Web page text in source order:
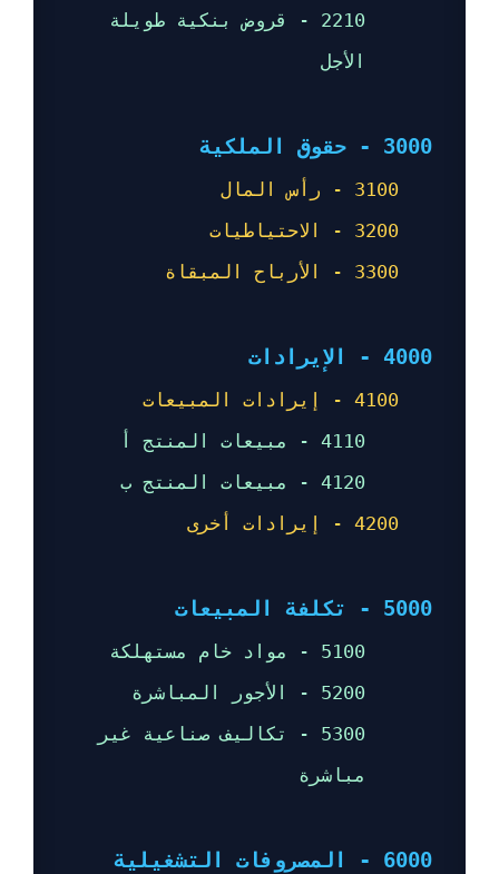
2210 - قروض بنكية طويلة
الأجل
3000 - حقوق الملكية
3100 - رأس المال
3200 - الاحتياطيات
3300 - الأرباح المبقاة
4000 - الإيرادات
4100 - إيرادات المبيعات
4110 - مبيعات المنتج أ
4120 - مبيعات المنتج ب
4200 - إيرادات أخرى
5000 - تكلفة المبيعات
5100 - مواد خام مستهلكة
5200 - الأجور المباشرة
5300 - تكاليف صناعية غير
مباشرة
6000 - المصروفات التشغيلية